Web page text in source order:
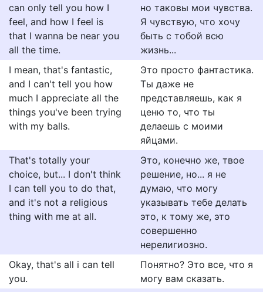
can only tell you how I
feel, and how I feel is
that I wanna be near you
all the time.
но таковы мои чувства.
Я чувствую, что хочу
быть с тобой всю
жизнь...
I mean, that's fantastic,
and I can't tell you how
much I appreciate all the
things you've been trying
with my balls.
Это проcто фaнтacтикa.
Ты дaжe нe
прeдcтaвляeшь, кaк я
цeню то, что ты
дeлaeшь c моими
яйцaми.
That's totally your
choice, but... I don't think
I can tell you to do that,
and it's not a religious
thing with me at all.
Это, конечно же, твое
решение, но... я не
думаю, что могу
указывать тебе делать
это, к тому же, это
совершенно
нерелигиозно.
Okay, that's all i can tell
you.
Понятно? Это все, что я
могу вам сказать.